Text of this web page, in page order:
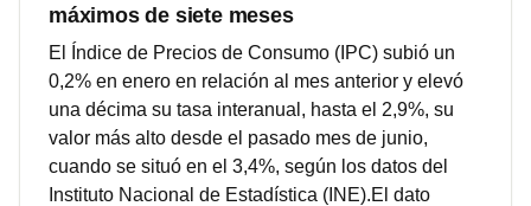
máximos de siete meses
El Índice de Precios de Consumo (IPC) subió un
0,2% en enero en relación al mes anterior y elevó
una décima su tasa interanual, hasta el 2,9%, su
valor más alto desde el pasado mes de junio,
cuando se situó en el 3,4%, según los datos del
Instituto Nacional de Estadística (INE).El dato